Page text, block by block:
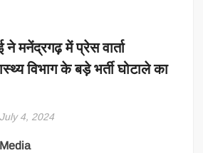
मनेंद्रगढ़ में प्रेस वार्ता
विभाग के बड़े भर्ती घोटाले का
July 4, 2024